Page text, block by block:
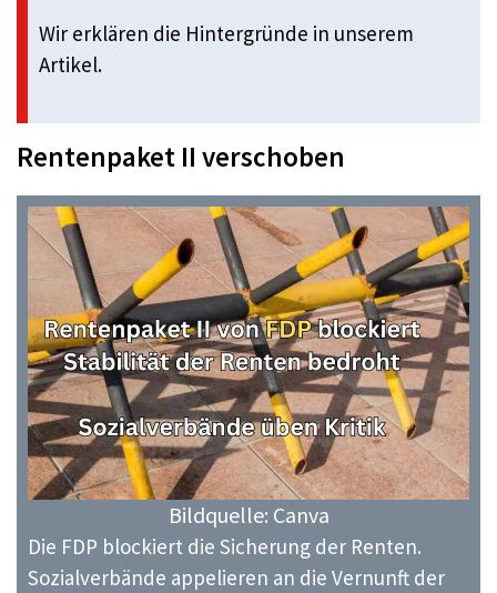
Wir erklären die Hintergründe in unserem
Artikel.
Rentenpaket II verschoben
Bildquelle: Canva
Die FDP blockiert die Sicherung der Renten.
Sozialverbände appelieren an die Vernunft der